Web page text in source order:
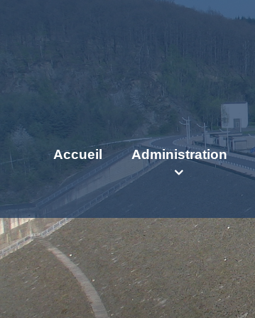
Accueil Administration